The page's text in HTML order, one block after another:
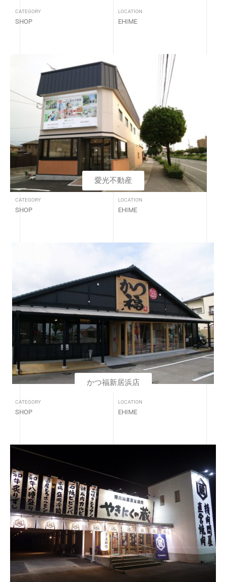
CATEGORY
SHOP
LOCATION
EHIME
愛光不動産
CATEGORY
SHOP
LOCATION
EHIME
かつ福新居浜店
CATEGORY
SHOP
LOCATION
EHIME